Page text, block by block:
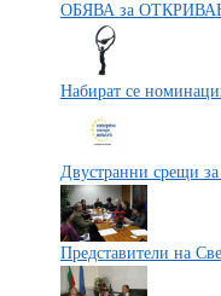
ОБЯВА за
Набират се
Двустранни срещи за
Представители на